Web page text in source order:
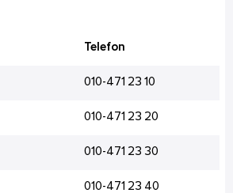
Telefon
010-471 23 10
010-471 23 20
010-471 23 30
010-471 23 40